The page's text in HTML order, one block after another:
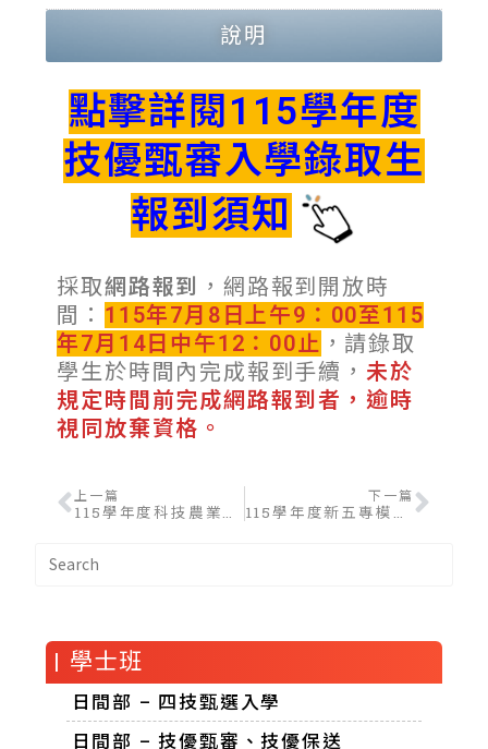
說明
點擊詳閱115學年度
技優甄審入學錄取生
報到須知
採取網路報到 ，網路報到開放時
間： 115年7月8日上午9：00至115
年7月14日中午12：00止 ，請錄取
學生於時間內完成報到手續， 未於
規定時間前完成網路報到者，逾時
視同放棄資格。
上一篇
115學年度科技農業進修學士學位學程單獨招生
下一篇
115學年度新五專模式專班
| 學士班
日間部 – 四技甄選入學
日間部 – 技優甄審、技優保送